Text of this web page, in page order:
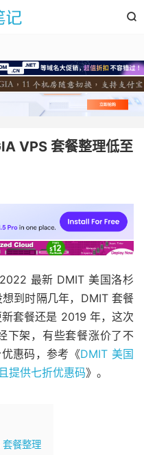

VPS 套餐整理低至
最新 DMIT 美国洛杉
到时隔几年，DMIT 套餐
套餐还是 2019 年，这次
下架，有些套餐涨价了不
惠码，参考《DMIT 美国
提供七折优惠码》。
餐整理